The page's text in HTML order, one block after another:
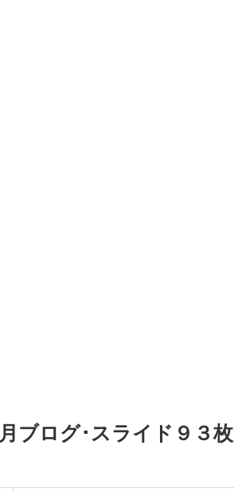
ブログ･スライド９３枚